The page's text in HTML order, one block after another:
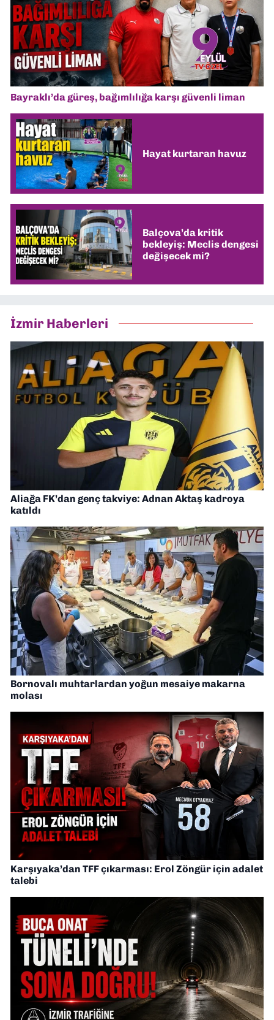
Bayraklı’da güreş, bağımlılığa karşı güvenli liman
Hayat kurtaran havuz
Balçova’da kritik
bekleyiş: Meclis dengesi
değişecek mi?
İzmir Haberleri
Aliağa FK’dan genç takviye: Adnan Aktaş kadroya
katıldı
Bornovalı muhtarlardan yoğun mesaiye makarna
molası
Karşıyaka’dan TFF çıkarması: Erol Zöngür için adalet
talebi